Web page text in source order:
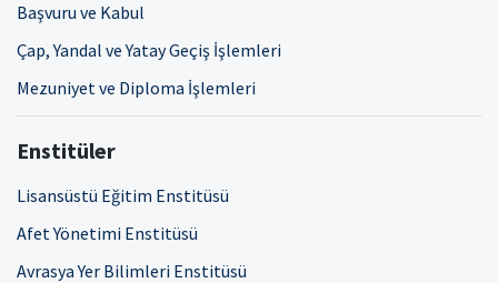
Başvuru ve Kabul
Çap, Yandal ve Yatay Geçiş İşlemleri
Mezuniyet ve Diploma İşlemleri
Enstitüler
Lisansüstü Eğitim Enstitüsü
Afet Yönetimi Enstitüsü
Avrasya Yer Bilimleri Enstitüsü